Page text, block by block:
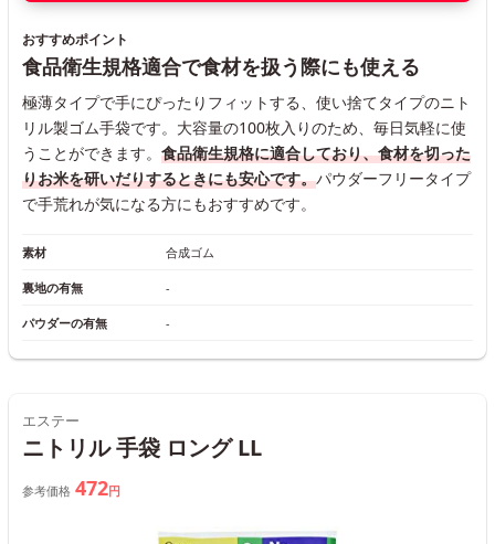
おすすめポイント
食品衛生規格適合で食材を扱う際にも使える
極薄タイプで手にぴったりフィットする、使い捨てタイプのニト
リル製ゴム手袋です。大容量の100枚入りのため、毎日気軽に使
うことができます。 食品衛生規格に適合しており、食材を切った
りお米を研いだりするときにも安心です。パウダーフリータイプ
で手荒れが気になる方にもおすすめです。
素材 合成ゴム
裏地の有無 ‐
パウダーの有無 ‐
エステー
ニトリル 手袋 ロング LL
参考価格 472円